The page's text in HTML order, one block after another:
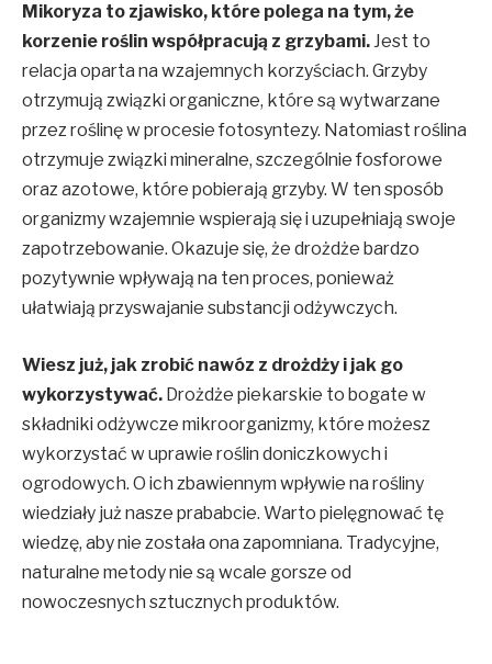
Mikoryza to zjawisko, które polega na tym, że
korzenie roślin współpracują z grzybami.Jest to
relacja oparta na wzajemnych korzyściach. Grzyby
otrzymują związki organiczne, które są wytwarzane
przez roślinę w procesie fotosyntezy. Natomiast roślina
otrzymuje związki mineralne, szczególnie fosforowe
oraz azotowe, które pobierają grzyby. W ten sposób
organizmy wzajemnie wspierają się i uzupełniają swoje
zapotrzebowanie. Okazuje się, że drożdże bardzo
pozytywnie wpływają na ten proces, ponieważ
ułatwiają przyswajanie substancji odżywczych.
Wiesz już, jak zrobić nawóz z drożdży i jak go
wykorzystywać. Drożdże piekarskie to bogate w
składniki odżywcze mikroorganizmy, które możesz
wykorzystać w uprawie roślin doniczkowych i
ogrodowych. O ich zbawiennym wpływie na rośliny
wiedziały już nasze prababcie. Warto pielęgnować tę
wiedzę, aby nie została ona zapomniana. Tradycyjne,
naturalne metody nie są wcale gorsze od
nowoczesnych sztucznych produktów.